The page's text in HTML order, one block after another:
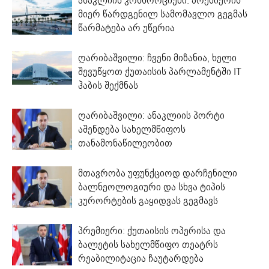
მიერ წარდგენილ სამომავლო გეგმას
წარმატება არ უწერია
ღარიბაშვილი: ჩვენი მიზანია, ხელი
შევუწყოთ ქუთაისის პარლამენტში IT
ჰაბის შექმნას
ღარიბაშვილი: ანაკლიის პორტი
აშენდება სახელმწიფოს
თანამონაწილეობით
მთავრობა უფუნქციოდ დარჩენილი
ბალნეოლოგიური და სხვა ტიპის
კურორტების გაყიდვას გეგმავს
პრემიერი: ქუთაისის ოპერისა და
ბალეტის სახელმწიფო თეატრს
რეაბილიტაცია ჩაუტარდება